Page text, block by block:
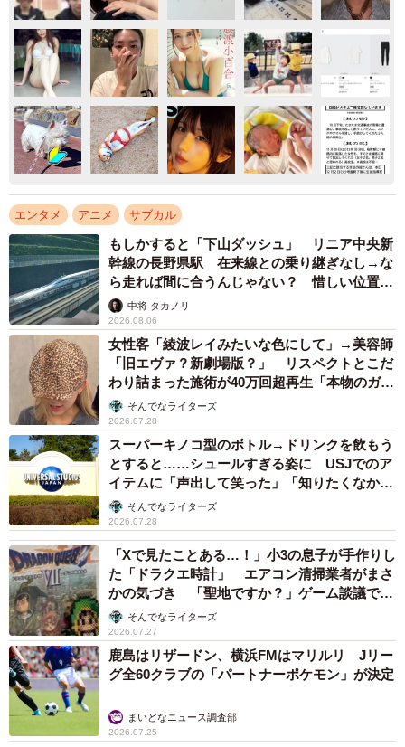
エンタメ アニメ サブカル
もしかすると「下山ダッシュ」 リニア中央新
幹線の長野県駅 在来線との乗り継ぎなし→な
ら走れば間に合うんじゃない？ 惜しい位置関
係が反響
中将 タカノリ
2026.08.06
女性客「綾波レイみたいな色にして」→美容師
「旧エヴァ？新劇場版？」 リスペクトとこだ
わり詰まった施術が40万回超再生「本物のガチ
勢」そんでなライターズ
2026.07.28
スーパーキノコ型のボトル→ドリンクを飲もう
とすると……シュールすぎる姿に USJでのア
イテムに「声出して笑った」「知りたくなかっ
た真実」
そんでなライターズ
2026.07.28
「Xで見たことある…！」小3の息子が手作りし
た「ドラクエ時計」 エアコン清掃業者がまさ
かの気づき 「聖地ですか？」ゲーム談議で大
盛り上がり
そんでなライターズ
2026.07.27
鹿島はリザードン、横浜FMはマリルリ Jリー
グ全60クラブの「パートナーポケモン」が決定
まいどなニュース調査部
2026.07.25